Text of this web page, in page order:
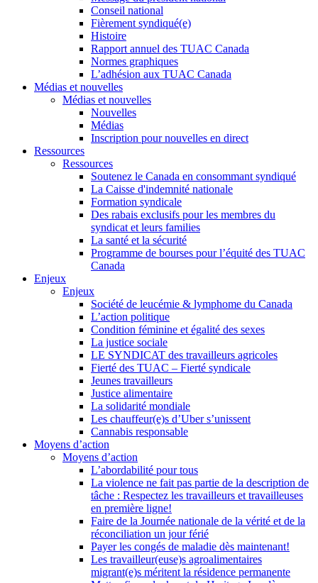
Conseil national
Fièrement syndiqué(e)
Histoire
Rapport annuel des TUAC Canada
Normes graphiques
L’adhésion aux TUAC Canada
Médias et nouvelles
Médias et nouvelles
Nouvelles
Médias
Inscription pour nouvelles en direct
Ressources
Ressources
Soutenez le Canada en consommant syndiqué
La Caisse d'indemnité nationale
Formation syndicale
Des rabais exclusifs pour les membres du
syndicat et leurs families
La santé et la sécurité
Programme de bourses pour l’équité des TUAC
Canada
Enjeux
Enjeux
Société de leucémie & lymphome du Canada
L’action politique
Condition féminine et égalité des sexes
La justice sociale
LE SYNDICAT des travailleurs agricoles
Fierté des TUAC – Fierté syndicale
Jeunes travailleurs
Justice alimentaire
La solidarité mondiale
Les chauffeur(e)s d’Uber s’unissent
Cannabis responsable
Moyens d’action
Moyens d’action
L’abordabilité pour tous
La violence ne fait pas partie de la description de
tâche : Respectez les travailleurs et travailleuses
en première ligne!
Faire de la Journée nationale de la vérité et de la
réconciliation un jour férié
Payer les congés de maladie dès maintenant!
Les travailleur(euse)s agroalimentaires
migrant(e)s méritent la résidence permanente